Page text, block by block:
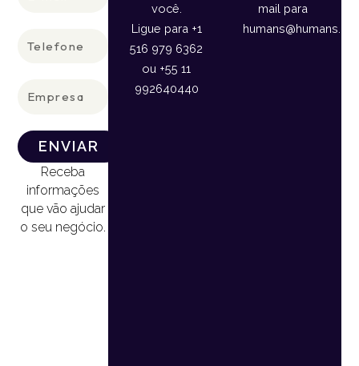
ENVIAR
Receba
informações
que vão ajudar
o seu negócio.
você.
Ligue para +1
516 979 6362
ou +55 11
992640440
mail para